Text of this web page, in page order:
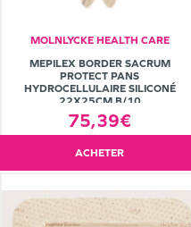
MOLNLYCKE HEALTH CARE
MEPILEX BORDER SACRUM
PROTECT PANS
HYDROCELLULAIRE SILICONÉ
22X25CM B/10
75,39€
ACHETER